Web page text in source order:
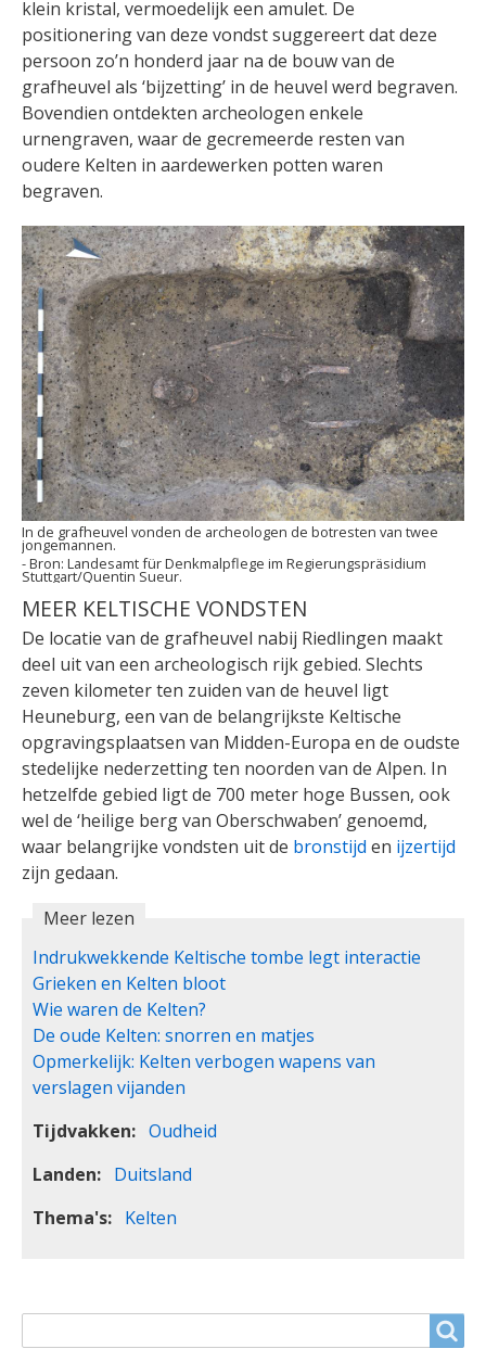
klein kristal, vermoedelijk een amulet. De
positionering van deze vondst suggereert dat deze
persoon zo’n honderd jaar na de bouw van de
grafheuvel als ‘bijzetting’ in de heuvel werd begraven.
Bovendien ontdekten archeologen enkele
urnengraven, waar de gecremeerde resten van
oudere Kelten in aardewerken potten waren
begraven.
In de grafheuvel vonden de archeologen de botresten van twee
jongemannen.
Landesamt für Denkmalpflege im Regierungspräsidium
Stuttgart/Quentin Sueur.
MEER KELTISCHE VONDSTEN
De locatie van de grafheuvel nabij Riedlingen maakt
deel uit van een archeologisch rijk gebied. Slechts
zeven kilometer ten zuiden van de heuvel ligt
Heuneburg, een van de belangrijkste Keltische
opgravingsplaatsen van Midden-Europa en de oudste
stedelijke nederzetting ten noorden van de Alpen. In
hetzelfde gebied ligt de 700 meter hoge Bussen, ook
wel de ‘heilige berg van Oberschwaben’ genoemd,
waar belangrijke vondsten uit de bronstijd en ijzertijd
zijn gedaan.
Meer lezen
Indrukwekkende Keltische tombe legt interactie
Grieken en Kelten bloot
Wie waren de Kelten?
De oude Kelten: snorren en matjes
Opmerkelijk: Kelten verbogen wapens van
verslagen vijanden
Tijdvakken
Oudheid
Landen
Duitsland
Thema's
Kelten
ZOEKVELD